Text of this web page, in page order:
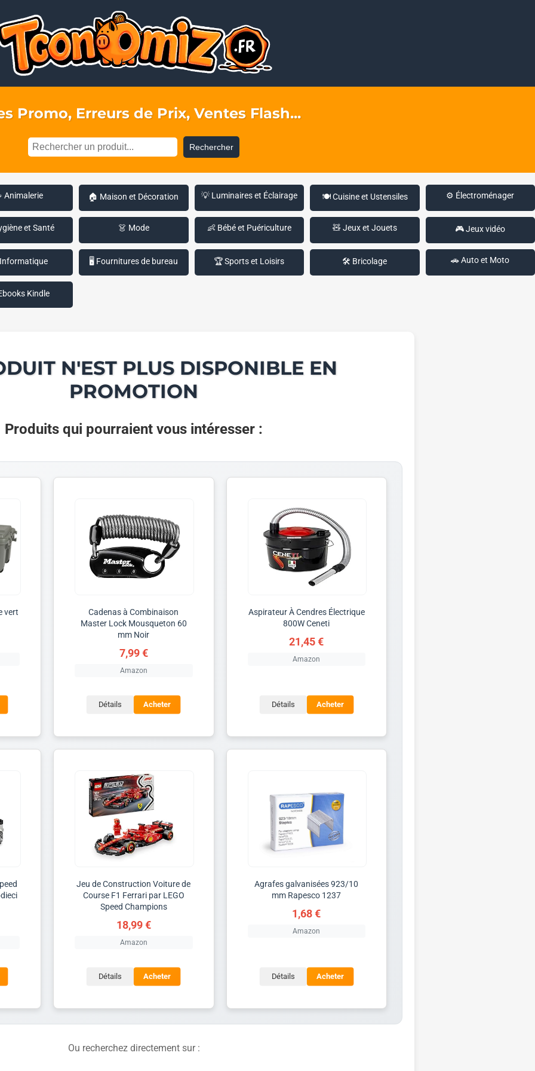
Promo, Erreurs de Prix, Ventes Flash...
Rechercher
Animalerie 🏠 Maison et Décoration 💡 Luminaires et Éclairage 🍽️ Cuisine et Ustensiles ⚙️ Électroménager
et Santé 👗 Mode 👶 Bébé et Puériculture 🧸 Jeux et Jouets 🎮 Jeux vidéo
🖥️ Fournitures de bureau 🏆 Sports et Loisirs 🛠️ Bricolage 🚗 Auto et Moto
Kindle
N'EST PLUS DISPONIBLE EN
PROMOTION
Produits qui pourraient vous intéresser :
vert
Cadenas à Combinaison
Master Lock Mousqueton 60
mm Noir
7,99 €
Amazon
Détails Acheter
Aspirateur À Cendres Électrique
800W Ceneti
21,45 €
Amazon
Détails Acheter
Jeu de Construction Voiture de
Course F1 Ferrari par LEGO
Speed Champions
18,99 €
Amazon
Détails Acheter
Agrafes galvanisées 923/10
mm Rapesco 1237
1,68 €
Amazon
Détails Acheter
Ou recherchez directement sur :